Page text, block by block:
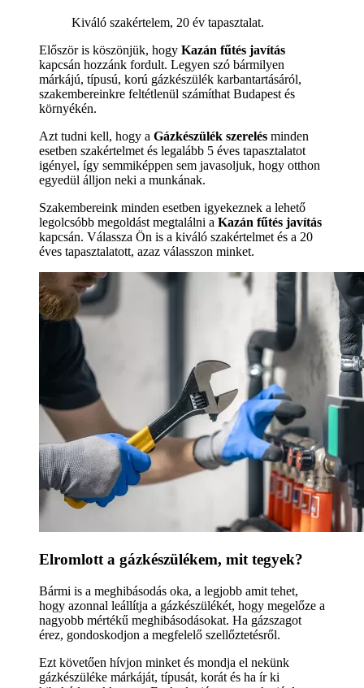
Kiváló szakértelem, 20 év tapasztalat.
Először is köszönjük, hogy Kazán fűtés javítás
kapcsán hozzánk fordult. Legyen szó bármilyen
márkájú, típusú, korú gázkészülék karbantartásáról,
szakembereinkre feltétlenül számíthat Budapest és
környékén.
Azt tudni kell, hogy a Gázkészülék szerelés minden
esetben szakértelmet és legalább 5 éves tapasztalatot
igényel, így semmiképpen sem javasoljuk, hogy otthon
egyedül álljon neki a munkának.
Szakembereink minden esetben igyekeznek a lehető
legolcsóbb megoldást megtalálni a Kazán fűtés javítás
kapcsán. Válassza Ön is a kiváló szakértelmet és a 20
éves tapasztalatott, azaz válasszon minket.
Elromlott a gázkészülékem, mit tegyek?
Bármi is a meghibásodás oka, a legjobb amit tehet,
hogy azonnal leállítja a gázkészülékét, hogy megelőze a
nagyobb mértékű meghibásodásokat. Ha gázszagot
érez, gondoskodjon a megfelelő szellőztetésről.
Ezt követően hívjon minket és mondja el nekünk
gázkészüléke márkáját, típusát, korát és ha ír ki